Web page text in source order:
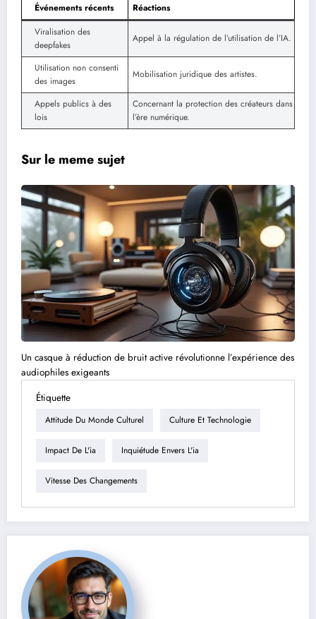
Événements récents
Réactions
Viralisation des
deepfakes
Appel à la régulation de l’utilisation de l’IA.
Utilisation non consenti
des images
Mobilisation juridique des artistes.
Appels publics à des
lois
Concernant la protection des créateurs dans
l’ère numérique.
Sur le meme sujet
Un casque à réduction de bruit active révolutionne l’expérience des
audiophiles exigeants
Étiquette
Attitude Du Monde Culturel Culture Et Technologie
Impact De L'ia Inquiétude Envers L'ia
Vitesse Des Changements